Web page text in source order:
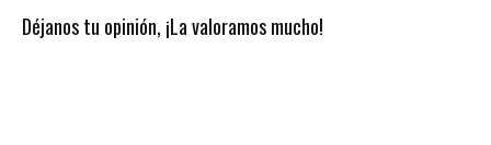
Déjanos tu opinión, ¡La valoramos mucho!